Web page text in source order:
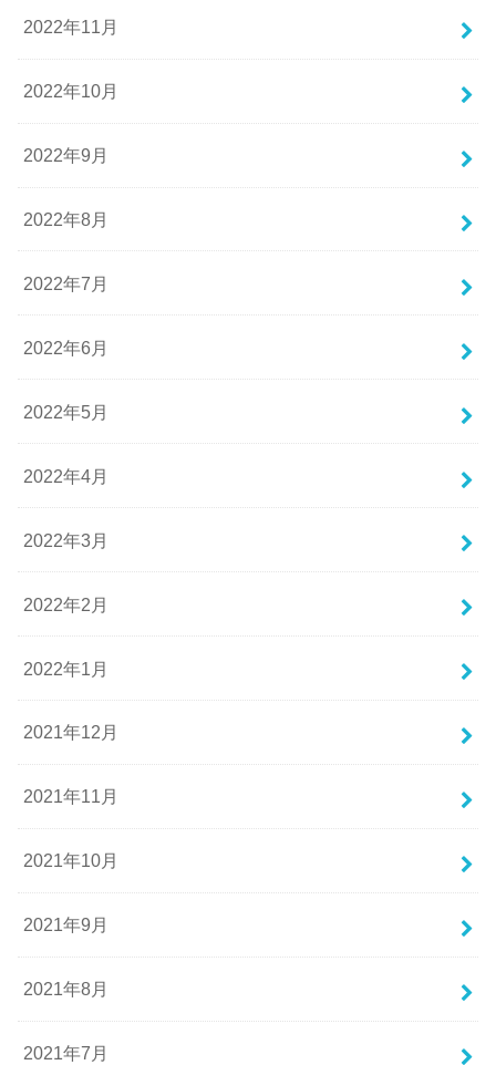
2022年11月
2022年10月
2022年9月
2022年8月
2022年7月
2022年6月
2022年5月
2022年4月
2022年3月
2022年2月
2022年1月
2021年12月
2021年11月
2021年10月
2021年9月
2021年8月
2021年7月